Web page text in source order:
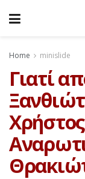
Home minislide
Γιατί